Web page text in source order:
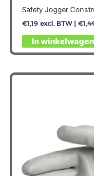
Safety Jogger
€1,19excl. BTW | €
In winkelwagen